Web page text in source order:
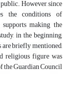
However, since
the conditions of
making the
in the beginning,
briefly mentioned,
religious figure was
the Guardian Council